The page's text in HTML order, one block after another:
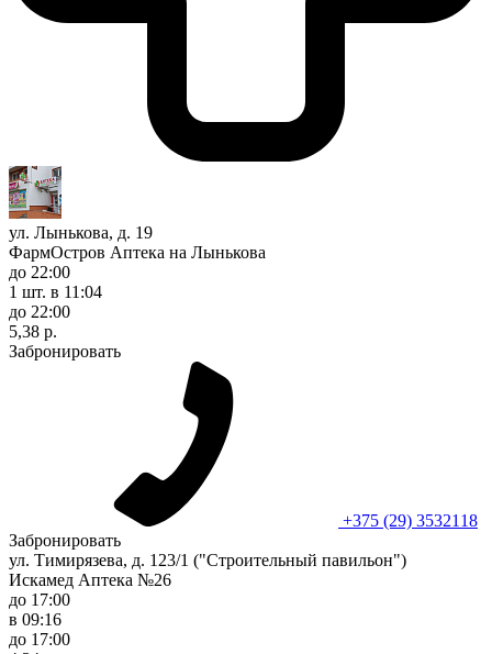
ул. Лынькова, д. 19
ФармОстров Аптека на Лынькова
до 22:00
1 шт. в 11:04
до 22:00
5,38 р.
Забронировать
+375 (29) 3532118
Забронировать
ул. Тимирязева, д. 123/1 ("Строительный павильон")
Искамед Аптека №26
до 17:00
в 09:16
до 17:00